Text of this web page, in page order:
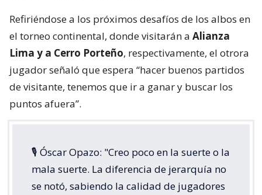
Refiriéndose a los próximos desafíos de los albos en
el torneo continental, donde visitarán a Alianza
Lima y a Cerro Porteño, respectivamente, el otrora
jugador señaló que espera “hacer buenos partidos
de visitante, tenemos que ir a ganar y buscar los
puntos afuera”.
🎙️ Óscar Opazo: "Creo poco en la suerte o la
mala suerte. La diferencia de jerarquía no
se notó, sabiendo la calidad de jugadores